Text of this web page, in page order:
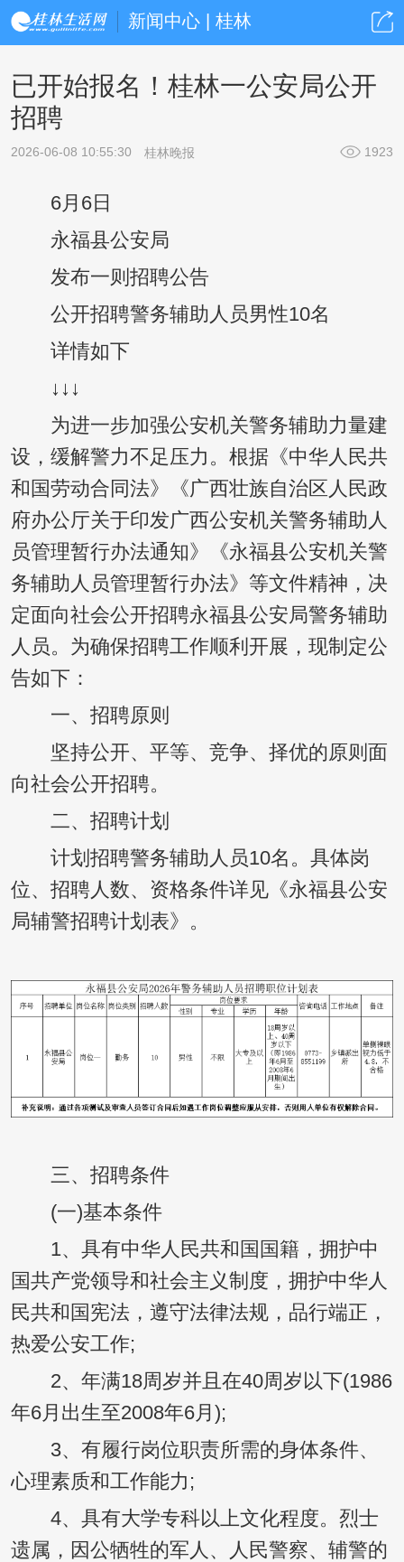
新闻中心 | 桂林
已开始报名！桂林一公安局公开
招聘
2026-06-08 10:55:30 桂林晚报 1923
6月6日
永福县公安局
发布一则招聘公告
公开招聘警务辅助人员男性10名
详情如下
↓↓↓
为进一步加强公安机关警务辅助力量建
设，缓解警力不足压力。根据《中华人民共
和国劳动合同法》《广西壮族自治区人民政
府办公厅关于印发广西公安机关警务辅助人
员管理暂行办法通知》《永福县公安机关警
务辅助人员管理暂行办法》等文件精神，决
定面向社会公开招聘永福县公安局警务辅助
人员。为确保招聘工作顺利开展，现制定公
告如下：
一、招聘原则
坚持公开、平等、竞争、择优的原则面
向社会公开招聘。
二、招聘计划
计划招聘警务辅助人员10名。具体岗
位、招聘人数、资格条件详见《永福县公安
局辅警招聘计划表》。
三、招聘条件
(一)基本条件
1、具有中华人民共和国国籍，拥护中
国共产党领导和社会主义制度，拥护中华人
民共和国宪法，遵守法律法规，品行端正，
热爱公安工作;
2、年满18周岁并且在40周岁以下(1986
年6月出生至2008年6月);
3、有履行岗位职责所需的身体条件、
心理素质和工作能力;
4、具有大学专科以上文化程度。烈士
遗属，因公牺牲的军人、人民警察、辅警的